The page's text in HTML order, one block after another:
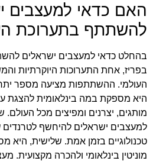
האם כדאי למעצבים
להשתתף בתערוכת
בהחלט כדאי למעצבים ישראלים
בפריז, אחת התערוכות היוקרתיות
העולמי. ההשתתפות מציעה מספר
היא מספקת במה בינלאומית להצגת
מותגים, יצרנים ומפיצים מכל
למעצבים ישראלים להיחשף לטרנדים
טכנולוגיים בזמן אמת. שלישית, היא
מוניטין בינלאומי ולהכרה מקצועית.